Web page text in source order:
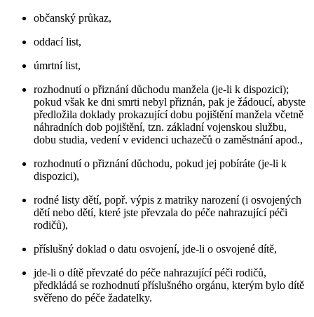
občanský průkaz,
oddací list,
úmrtní list,
rozhodnutí o přiznání důchodu manžela (je-li k dispozici);
pokud však ke dni smrti nebyl přiznán, pak je žádoucí, abyste
předložila doklady prokazující dobu pojištění manžela včetně
náhradních dob pojištění, tzn. základní vojenskou službu,
dobu studia, vedení v evidenci uchazečů o zaměstnání apod.,
rozhodnutí o přiznání důchodu, pokud jej pobíráte (je-li k
dispozici),
rodné listy dětí, popř. výpis z matriky narození (i osvojených
dětí nebo dětí, které jste převzala do péče nahrazující péči
rodičů),
příslušný doklad o datu osvojení, jde-li o osvojené dítě,
jde-li o dítě převzaté do péče nahrazující péči rodičů,
předkládá se rozhodnutí příslušného orgánu, kterým bylo dítě
svěřeno do péče žadatelky.